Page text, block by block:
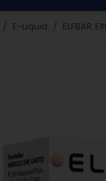
E-Liquid ELFBAR